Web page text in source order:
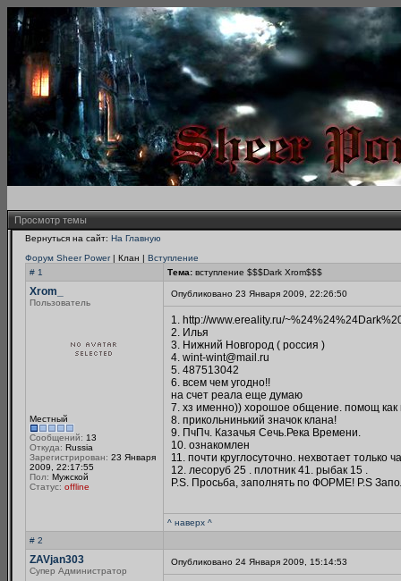
Просмотр темы
Вернуться на сайт: На Главную
Форум Sheer Power| Клан | Вступление
# 1
Тема: вступление $$$Dark Xrom$$$
Xrom_
Пользователь
Местный
Сообщений: 13
Откуда: Russia
Зарегистрирован: 23 Января
2009, 22:17:55
Пол: Мужской
Статус: offline
Опубликовано 23 Января 2009, 22:26:50
1. http://www.ereality.ru/
2. Илья
3. Нижний Новгород ( россия )
4. wint-wint@mail.ru
5. 487513042
6. всем чем угодно!!
на счет реала еще думаю
7. хз именно)) хорошое общение. помощ как
8. прикольнинький значок клана!
9. ПчПч. Казачья Сечь.Река Времени.
10. ознакомлен
11. почти круглосуточно. нехвотает только
12. лесоруб 25 . плотник 41. рыбак 15 .
P.S. Просьба, заполнять по ФОРМЕ! P.S
^ наверх ^
# 2
ZAVjan303
Супер Администратор
Опубликовано 24 Января 2009, 15:14:53